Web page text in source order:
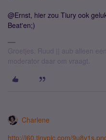
@Ernst, hier zou Tiury ook
Beat'en;)
Groetjes, Ruud || aub alleen
moderator daar om vraagt.
Charlene
http://i60.tinypic.com/